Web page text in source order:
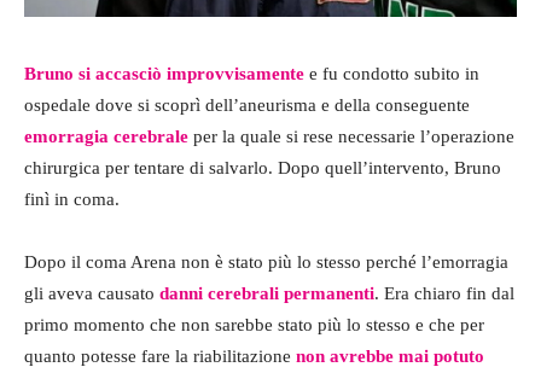
Bruno si accasciò improvvisamente e fu condotto subito in
ospedale dove si scoprì dell’aneurisma e della conseguente
emorragia cerebrale per la quale si rese necessarie l’operazione
chirurgica per tentare di salvarlo. Dopo quell’intervento, Bruno
finì in coma.
Dopo il coma Arena non è stato più lo stesso perché l’emorragia
gli aveva causato danni cerebrali permanenti. Era chiaro fin dal
primo momento che non sarebbe stato più lo stesso e che per
quanto potesse fare la riabilitazione non avrebbe mai potuto